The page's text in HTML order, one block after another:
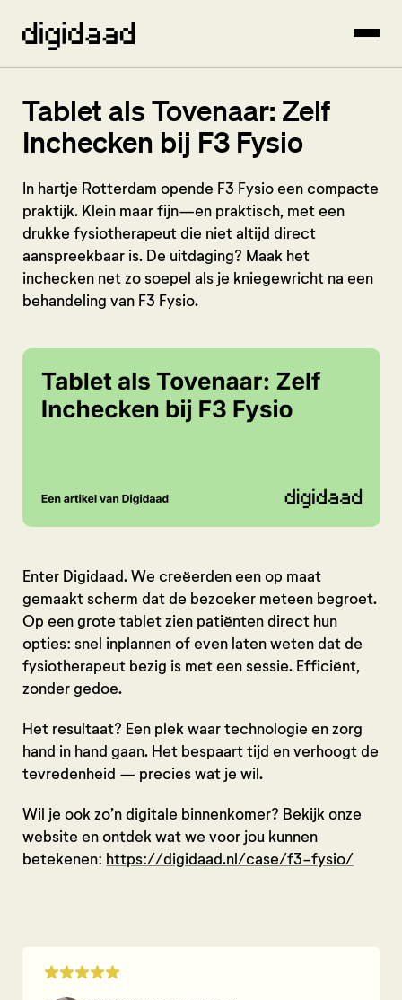
Tablet als Tovenaar: Zelf
Inchecken bij F3 Fysio
In hartje Rotterdam opende F3 Fysio een compacte
praktijk. Klein maar fijn—en praktisch, met een
drukke fysiotherapeut die niet altijd direct
aanspreekbaar is. De uitdaging? Maak het
inchecken net zo soepel als je kniegewricht na een
behandeling van F3 Fysio.
Enter Digidaad. We creëerden een op maat
gemaakt scherm dat de bezoeker meteen begroet.
Op een grote tablet zien patiënten direct hun
opties: snel inplannen of even laten weten dat de
fysiotherapeut bezig is met een sessie. Efficiënt,
zonder gedoe.
Het resultaat? Een plek waar technologie en zorg
hand in hand gaan. Het bespaart tijd en verhoogt de
tevredenheid — precies wat je wil.
Wil je ook zo’n digitale binnenkomer? Bekijk onze
website en ontdek wat we voor jou kunnen
betekenen: https://digidaad.nl/case/f3-fysio/